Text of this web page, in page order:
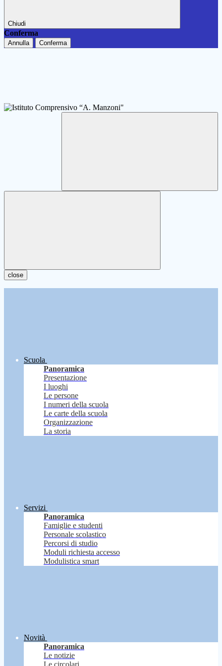
Chiudi
Conferma
Annulla Conferma
close
Scuola
Panoramica
Presentazione
I luoghi
Le persone
I numeri della scuola
Le carte della scuola
Organizzazione
La storia
Servizi
Panoramica
Famiglie e studenti
Personale scolastico
Percorsi di studio
Moduli richiesta accesso
Modulistica smart
Novità
Panoramica
Le notizie